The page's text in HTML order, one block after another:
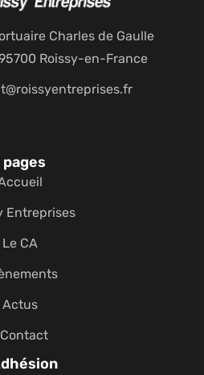
Charles de Gaulle
Roissy-en-France
pages
Entreprises
Le CA
Actus
Contact